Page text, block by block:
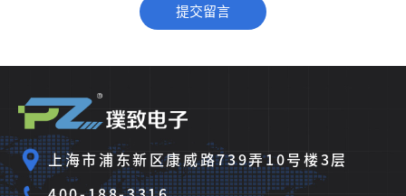
上海市浦东新区康威路739弄10号楼3层